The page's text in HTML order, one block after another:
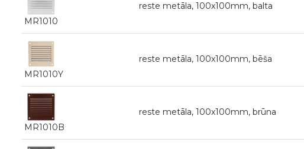
MR1010
reste metāla, 100x100mm, balta
MR1010Y
reste metāla, 100x100mm, bēša
MR1010B
reste metāla, 100x100mm, brūna